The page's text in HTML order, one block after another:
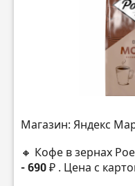
Магазин: Яндекс
🔸 Кофе в зернах
- 690 ₽ . Цена с